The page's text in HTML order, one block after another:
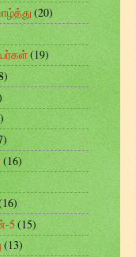
(20)
(19)
(16)
5(15)
(13)